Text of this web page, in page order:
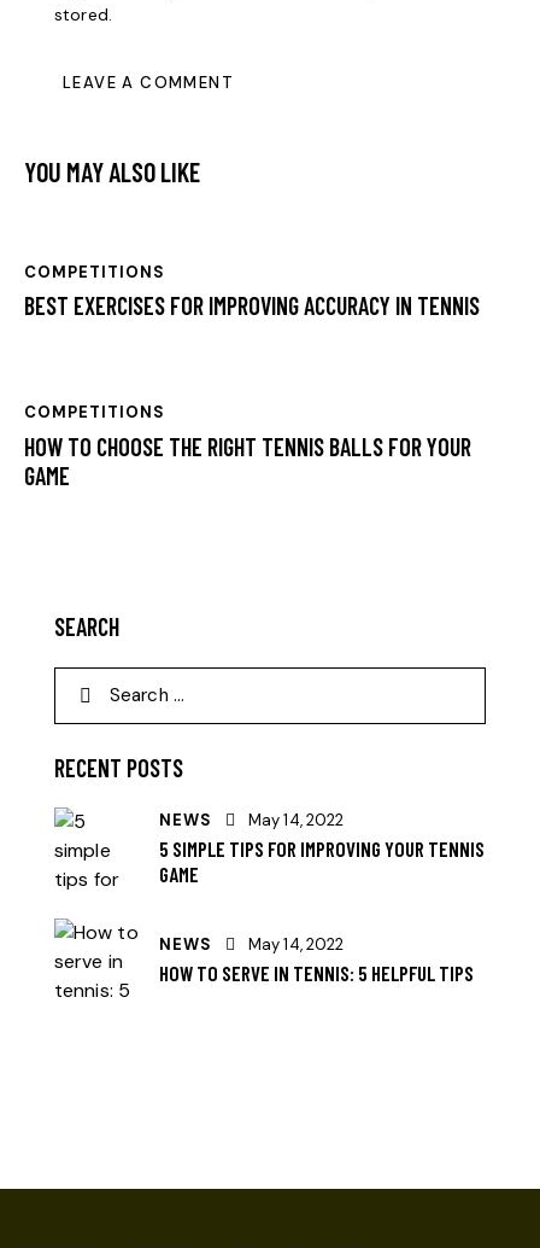
stored.
YOU MAY ALSO LIKE
COMPETITIONS
BEST EXERCISES FOR IMPROVING ACCURACY IN TENNIS
COMPETITIONS
HOW TO CHOOSE THE RIGHT TENNIS BALLS FOR YOUR
GAME
SEARCH
RECENT POSTS
NEWS May 14, 2022
5 SIMPLE TIPS FOR IMPROVING YOUR TENNIS
GAME
NEWS May 14, 2022
HOW TO SERVE IN TENNIS: 5 HELPFUL TIPS